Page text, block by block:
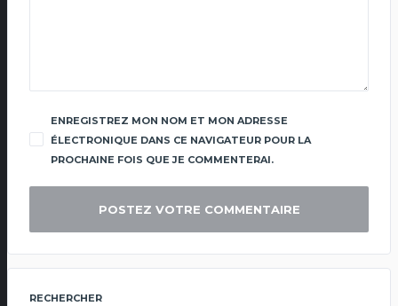
ENREGISTREZ MON NOM ET MON ADRESSE
ÉLECTRONIQUE DANS CE NAVIGATEUR POUR LA
PROCHAINE FOIS QUE JE COMMENTERAI.
RECHERCHER